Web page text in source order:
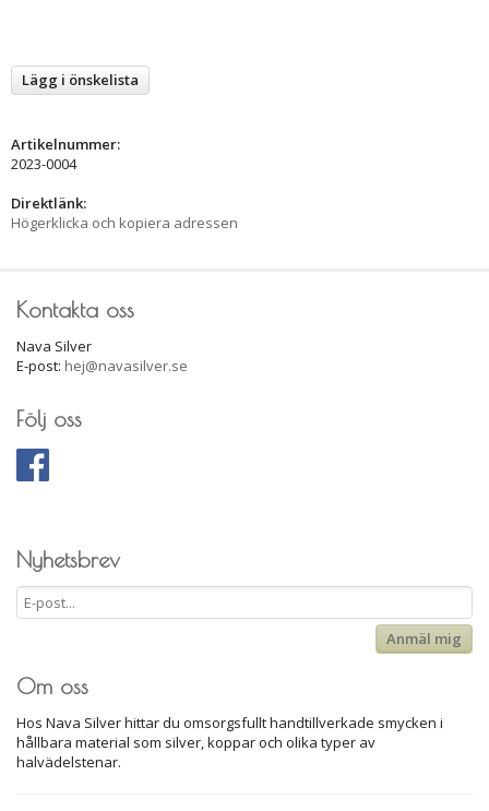
Lägg i önskelista
Artikelnummer:
2023-0004
Direktlänk:
Högerklicka och kopiera adressen
Kontakta oss
Nava Silver
E-post: hej@navasilver.se
Följ oss
Nyhetsbrev
Anmäl mig
Om oss
Hos Nava Silver hittar du omsorgsfullt handtillverkade smycken i
hållbara material som silver, koppar och olika typer av
halvädelstenar.